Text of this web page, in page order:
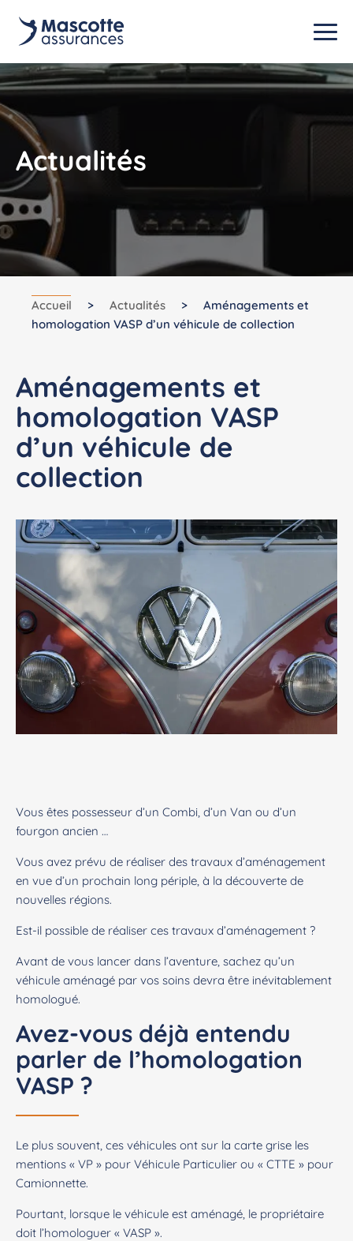
Actualités
Accueil > Actualités > Aménagements et
homologation VASP d’un véhicule de collection
Aménagements et
homologation VASP
d’un véhicule de
collection
Vous êtes possesseur d’un Combi, d’un Van ou d’un
fourgon ancien …
Vous avez prévu de réaliser des travaux d’aménagement
en vue d’un prochain long périple, à la découverte de
nouvelles régions.
Est-il possible de réaliser ces travaux d’aménagement ?
Avant de vous lancer dans l’aventure, sachez qu’un
véhicule aménagé par vos soins devra être inévitablement
homologué.
Avez-vous déjà entendu
parler de l’homologation
VASP ?
Le plus souvent, ces véhicules ont sur la carte grise les
mentions « VP » pour Véhicule Particulier ou « CTTE » pour
Camionnette.
Pourtant, lorsque le véhicule est aménagé, le propriétaire
doit l’homologuer « VASP ».